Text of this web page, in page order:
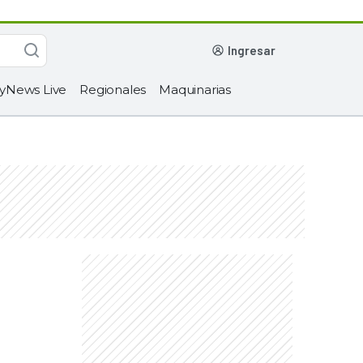
ingresar
Live Regionales Maquinarias